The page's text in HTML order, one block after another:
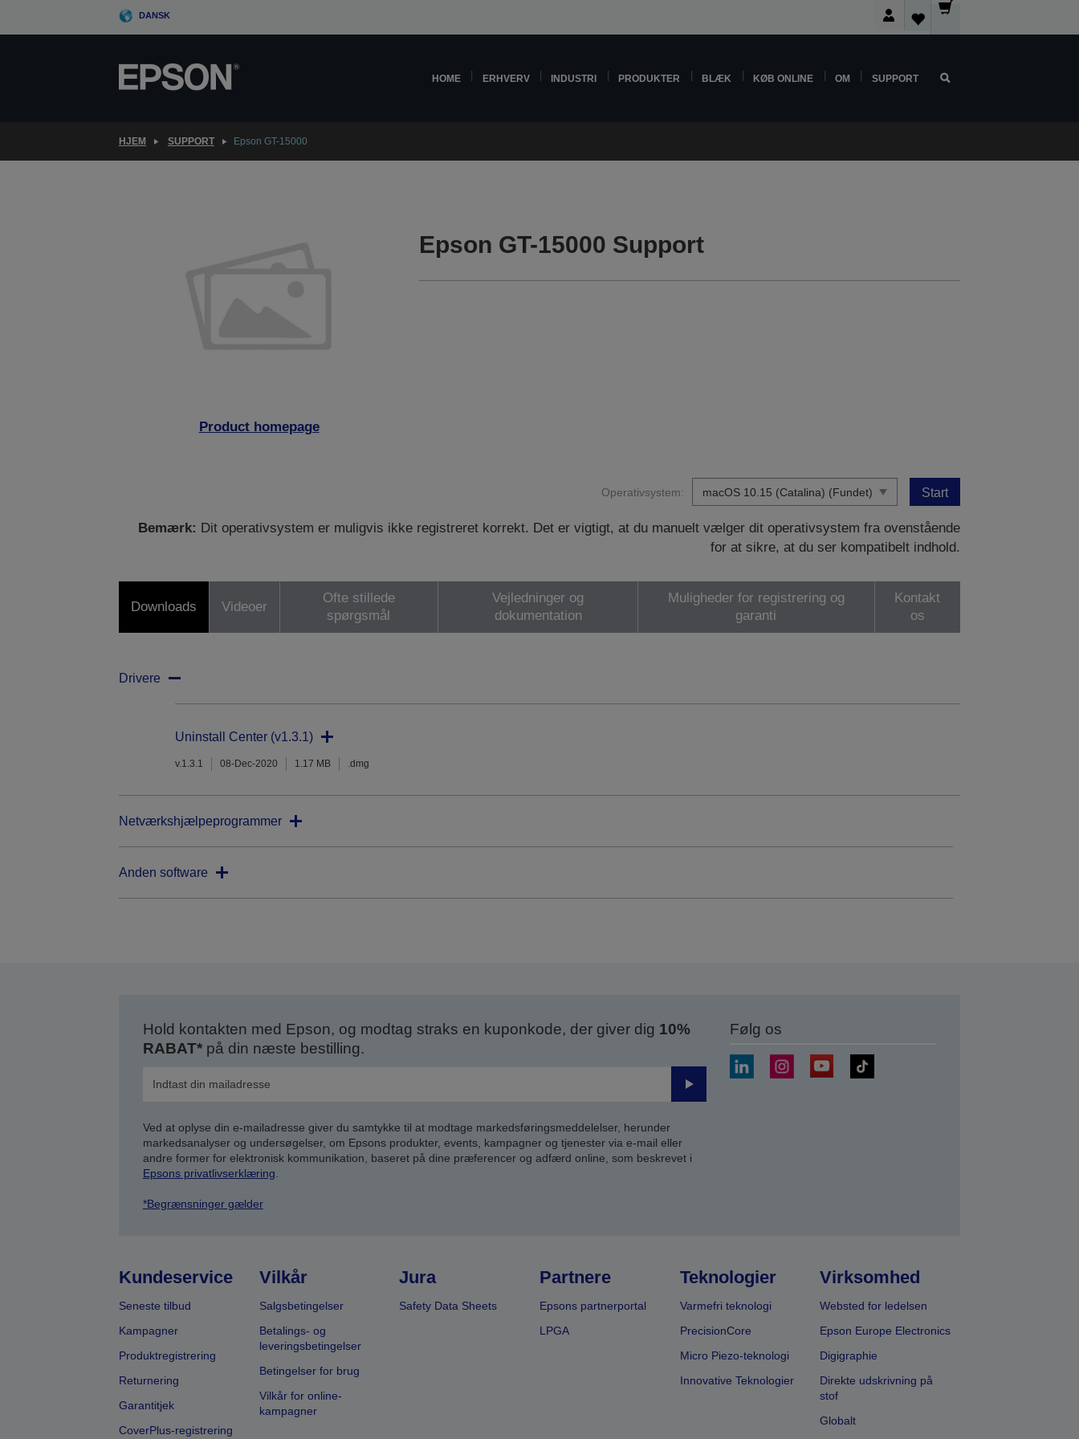
DANSK
HOME ERHVERV INDUSTRI PRODUKTER BLÆK KØB ONLINE OM SUPPORT
HJEM SUPPORT Epson GT-15000
Product homepage
Epson GT-15000 Support
Operativsystem: Start
Bemærk: Dit operativsystem er muligvis ikke registreret korrekt. Det er vigtigt, at du manuelt vælger dit operativsystem fra ovenstående
for at sikre, at du ser kompatibelt indhold.
Downloads Videoer
Ofte stillede
spørgsmål
Vejledninger og
dokumentation
Muligheder for registrering og
garanti
Kontakt
os
Drivere
Uninstall Center (v1.3.1)
v.1.3.1 08-Dec-2020 1.17 MB .dmg
Netværkshjælpeprogrammer
Anden software
Hold kontakten med Epson, og modtag straks en kuponkode, der giver dig 10%
RABAT*på din næste bestilling.
Send
Ved at oplyse din e-mailadresse giver du samtykke til at modtage markedsføringsmeddelelser, herunder
markedsanalyser og undersøgelser, om Epsons produkter, events, kampagner og tjenester via e-mail eller
andre former for elektronisk kommunikation, baseret på dine præferencer og adfærd online, som beskrevet i
Epsons privatlivserklæring.
*Begrænsninger gælder
Følg os
Kundeservice
Seneste tilbud
Kampagner
Produktregistrering
Returnering
Garantitjek
CoverPlus-registrering
Vilkår
Salgsbetingelser
Betalings- og
leveringsbetingelser
Betingelser for brug
Vilkår for online-
kampagner
Jura
Safety Data Sheets
Partnere
Epsons partnerportal
LPGA
Teknologier
Varmefri teknologi
PrecisionCore
Micro Piezo-teknologi
Innovative Teknologier
Virksomhed
Websted for ledelsen
Epson Europe Electronics
Digigraphie
Direkte udskrivning på
stof
Globalt